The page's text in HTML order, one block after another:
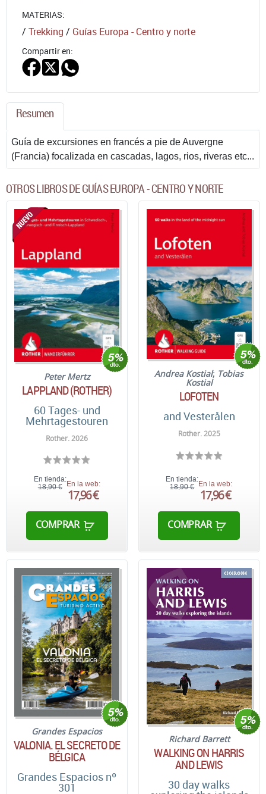
MATERIAS:
/ Trekking / Guías Europa - Centro y norte
Compartir en:
Resumen
Guía de excursiones en francés a pie de Auvergne
(Francia) focalizada en cascadas, lagos, rios, riveras etc...
OTROS LIBROS DE GUÍAS EUROPA - CENTRO Y NORTE
Peter Mertz
LAPPLAND (ROTHER)
60 Tages- und
Mehrtagestouren
Rother. 2026
En tienda:
18,90 € En la web:
17,96 €
COMPRAR
Andrea Kostial; Tobias
Kostial
LOFOTEN
and Vesterålen
Rother. 2025
En tienda:
18,90 € En la web:
17,96 €
COMPRAR
Grandes Espacios
VALONIA. EL SECRETO DE
BÉLGICA
Grandes Espacios nº
301
Richard Barrett
WALKING ON HARRIS
AND LEWIS
30 day walks